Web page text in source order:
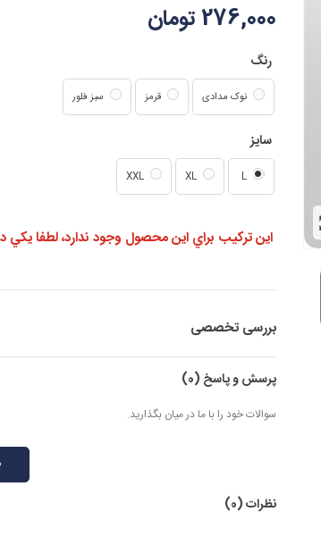
276,000 تومان
رنگ
نوک مدادی قرمز سبز فلور
سایز
L
XL
XXL
اين تركيب براي اين محصول وجود ندارد، لطفا يكي
بررسی تخصصی
پرسش و پاسخ (0)
سوالات خود را با ما در میان بگذارید.
نظرات (0)